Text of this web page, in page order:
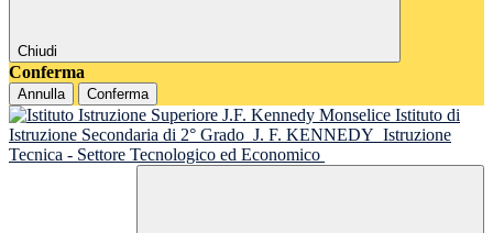
Chiudi
Conferma
Annulla Conferma
Istituto di
Istruzione Secondaria di 2° Grado J. F. KENNEDY Istruzione
Tecnica - Settore Tecnologico ed Economico